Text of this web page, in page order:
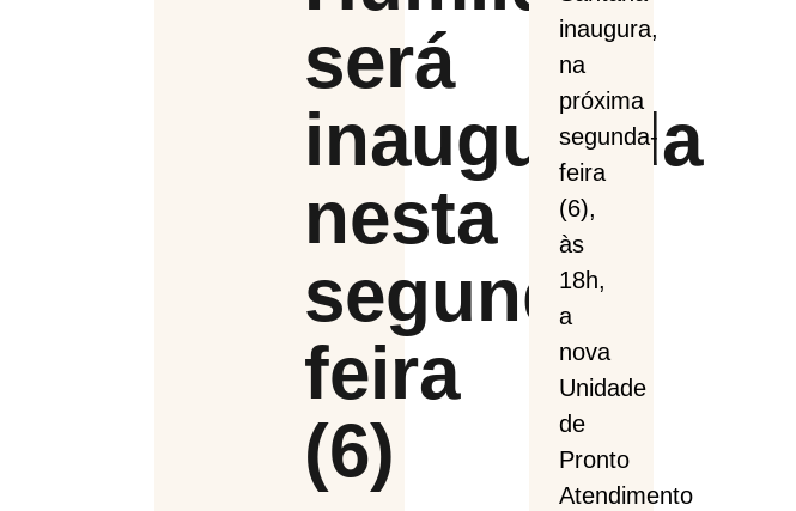
será
inaugurada
nesta
segunda-
feira
(6)
inaugura,
na
próxima
segunda-
feira
(6),
às
18h,
a
nova
Unidade
de
Pronto
Atendimento